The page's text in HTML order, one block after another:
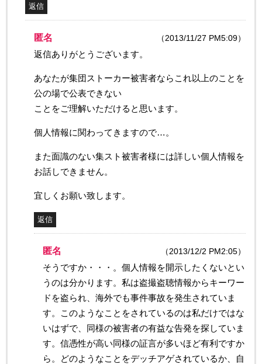
返信
匿名 （2013/11/27 PM5:09）
返信ありがとうございます。
あなたが集団ストーカー被害者ならこれ以上のことを
公の場で公表できない
ことをご理解いただけると思います。
個人情報に関わってきますので…。
また面識のない集スト被害者様には詳しい個人情報を
お話しできません。
宜しくお願い致します。
返信
匿名 （2013/12/2 PM2:05）
そうですか・・・。個人情報を開示したくないとい
うのは分かります。私は盗撮盗聴情報からキーワー
ドを盗られ、海外でも事件事故を発生されていま
す。このようなことをされているのは私だけではな
いはずで、同様の被害者の有益な告発を探していま
す。信憑性が高い同様の証言が多いほど有利ですか
ら。どのようなことをデッチアゲされているか、自